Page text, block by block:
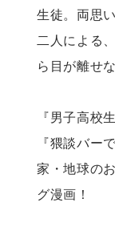
生徒。両思
二人による
ら目が離せ
『男子高校
『猥談バー
家・地球の
グ漫画！